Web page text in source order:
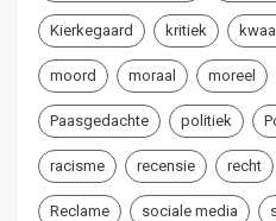
Kierkegaard kritiek
moord moraal moreel
Paasgedachte politiek
racisme recensie recht
Reclame sociale media